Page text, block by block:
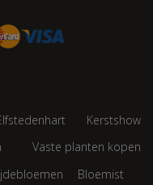
Kerstshow
Vaste planten kopen
Bloemist